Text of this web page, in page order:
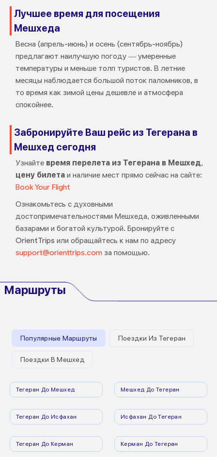
Лучшее время для посещения
Мешхеда
Весна (апрель-июнь) и осень (сентябрь-ноябрь)
предлагают наилучшую погоду — умеренные
температуры и меньше толп туристов. В летние
месяцы наблюдается большой поток паломников, в
то время как зимой цены дешевле и атмосфера
спокойнее.
Забронируйте Ваш рейс из Тегерана в
Мешхед сегодня
Узнайте время перелета из Тегерана в Мешхед,
цену билетаи наличие мест прямо сейчас на сайте:
Book Your Flight
Ознакомьтесь с духовными
достопримечательностями Мешхеда, оживленными
базарами и богатой культурой. Бронируйте с
OrientTrips или обращайтесь к нам по адресу
support@orienttrips.comза помощью.
Маршруты
Популярные Маршруты Поездки Из Тегеран
Поездки В Мешхед
Тегеран До Мешхед Мешхед До Тегеран
Тегеран До Исфахан Исфахан До Тегеран
Тегеран До Керман Керман До Тегеран